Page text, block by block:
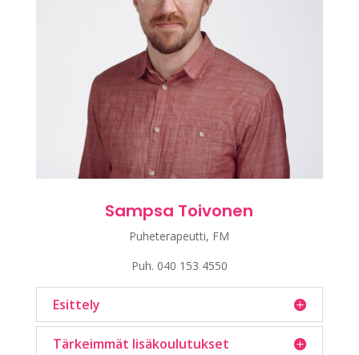
Sampsa Toivonen
Puheterapeutti, FM
Puh. 040 153 4550
Esittely
Tärkeimmät lisäkoulutukset